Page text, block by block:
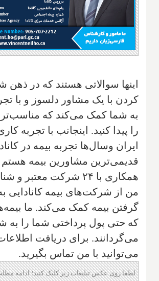
اینها سوالاتی هستند که در
کردن با یک مشاور دلسوز و با
به شما کمک می‌کند که
را پیدا کنید. اینجانب با تجربه
ایران وسال‌ها تجربه بیمه در
قدیمی‌ترین مشاورین بیمه هستم
همکاری با ۲۴ شرکت
من از شرکت‌های بیمه کانادایی
گرفتن بیمه کمک می‌کند. ما
که حتی پول پرداختی شما را به
می‌گردانند. برای دریافت
می‌توانید با من تماس بگیرید.
لطفا روی عکس تبلیغات زیر کلیک کنید؛ ادامه